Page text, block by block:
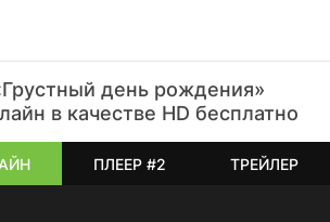
день рождения»
в качестве HD бесплатно
ПЛЕЕР #2 ТРЕЙЛЕР